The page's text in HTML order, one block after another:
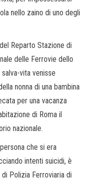
nello zaino di uno degli
Reparto Stazione di
delle Ferrovie dello
vita venisse
nonna di una bambina
per una vacanza
di Roma il
nazionale.
che si era
intenti suicidi, è
Polizia Ferroviaria di